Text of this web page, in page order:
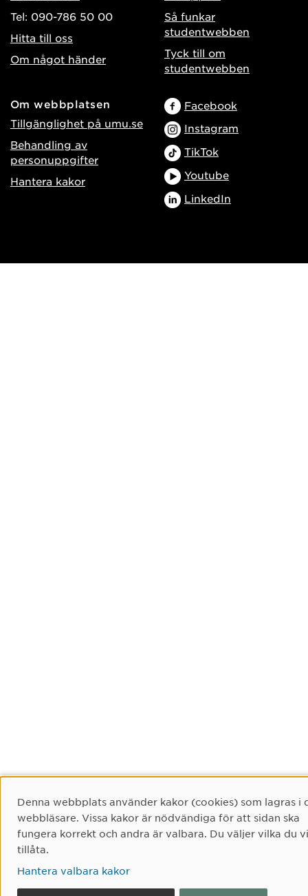
Tel: 090-786 50 00
Hitta till oss
Om något händer
Så funkar
studentwebben
Tyck till om
studentwebben
Om webbplatsen
Tillgänglighet på umu.se
Behandling av
personuppgifter
Hantera kakor
Facebook
Instagram
TikTok
Youtube
LinkedIn
Cookie-samtycke
Denna webbplats använder kakor (cookies) som lagras i
webbläsare. Vissa kakor är nödvändiga för att sidan ska
fungera korrekt och andra är valbara. Du väljer vilka du
tillåta.
Hantera valbara kakor